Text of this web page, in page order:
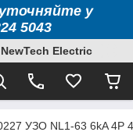
у
5043
Electric
УЗО NL1-63 6kA 4P